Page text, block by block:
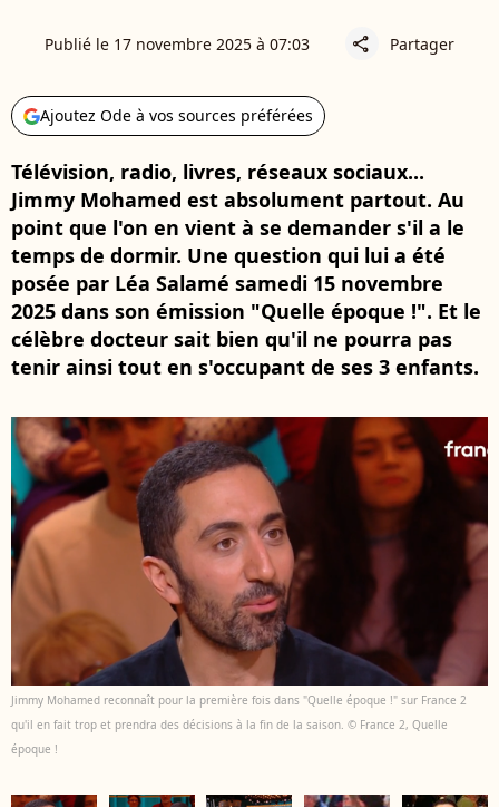
Publié le 17 novembre 2025 à 07:03 share Partager
Ajoutez Ode à vos sources préférées
Télévision, radio, livres, réseaux sociaux...
Jimmy Mohamed est absolument partout. Au
point que l'on en vient à se demander s'il a le
temps de dormir. Une question qui lui a été
posée par Léa Salamé samedi 15 novembre
2025 dans son émission "Quelle époque !". Et le
célèbre docteur sait bien qu'il ne pourra pas
tenir ainsi tout en s'occupant de ses 3 enfants.
Jimmy Mohamed reconnaît pour la première fois dans "Quelle époque !" sur France 2
qu'il en fait trop et prendra des décisions à la fin de la saison. © France 2, Quelle
époque !